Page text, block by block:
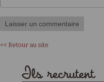
<< Retour au site
Ils recrutent